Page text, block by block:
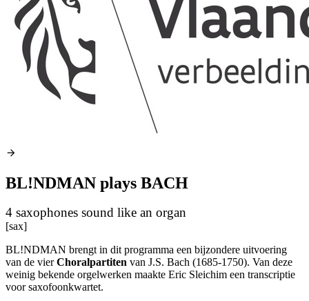
BL!NDMAN plays BACH
4 saxophones sound like an organ
[sax]
BL!NDMAN brengt in dit programma een bijzondere uitvoering
van de vierChoralpartiten van J.S. Bach (1685-1750). Van deze
weinig bekende orgelwerken maakte Eric Sleichim een transcriptie
voor saxofoonkwartet.